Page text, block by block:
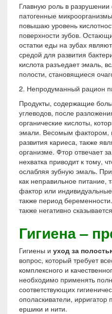
Главную роль в разрушении
патогенные
повышаю уровень
поверхности зубов.
остатки еды на зубах
средой для развития
кислота разъедает эмаль,
полости, становящиеся
2. Непродуманный рацион
Продукты, содержащие
углеводов, после
органические кислоты,
эмали. Весомым фактором,
развития кариеса, также
организме. Фтор отвечает
нехватка приводит к тому,
ослабляя зубную эмаль.
как неправильное питание,
фактор или
также период
также негативно
Гигиена –
Гигиены и уход за
вопрос, который требует
комплексного и
необходимо применять
соответствующих
ополаскиватели, ирригатор
ершики и нити.